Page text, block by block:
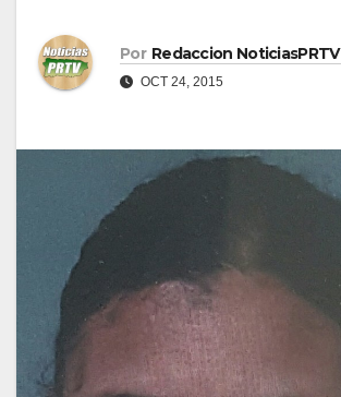
Por Redaccion NoticiasPRTV
OCT 24, 2015